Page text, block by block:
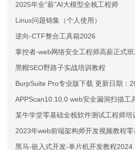
2025年全“薪”AI大模型全栈工程师
Linux问题锦集（个人使用）
逆向-CTF整合工具箱2026
掌控者-web网络安全工程师高薪正式
黑帽SEO野路子实战培训教程
BurpSuite Pro专业版下载 更新日期：
APPScan10.10.0 web安全漏洞扫描工
某牛学堂零基础全栈软件测试工程师培
2023年web前端架构师开发视频教程零
黑马-嵌入式开发-单片机开发教程2024